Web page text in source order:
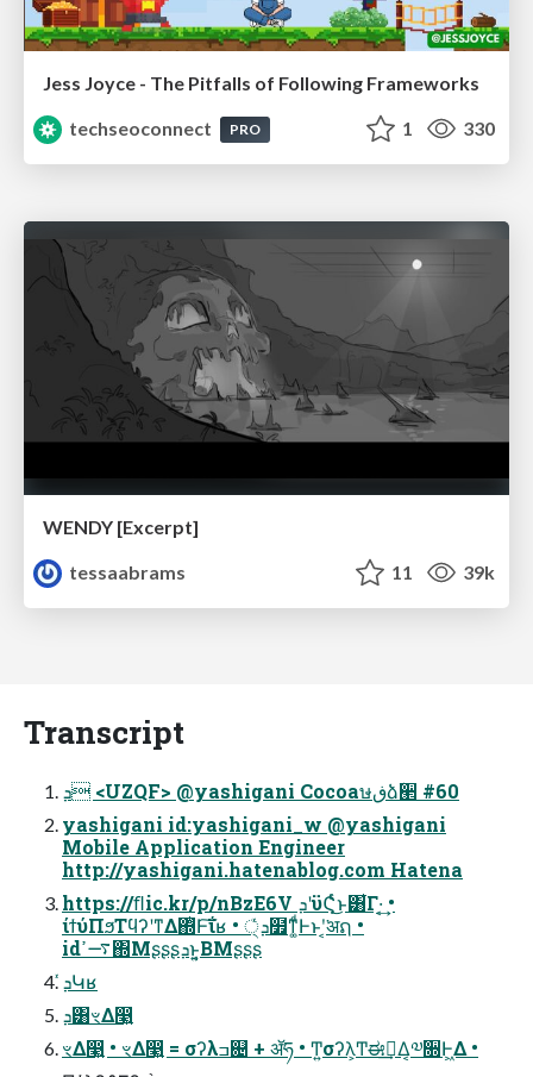
Jess Joyce - The Pitfalls of Following Frameworks
techseoconnect
PRO 1 330
WENDY [Excerpt]
tessaabrams
11 39k
Transcript
ܕ <UZQF> @yashigani Cocoaษڧձؔ੢ #60
yashigani id:yashigani_w @yashigani
Mobile Application Engineer
http://yashigani.hatenablog.com Hatena
https://ﬂic.kr/p/nBzE6V ܕʹϋϚͬͨ͜ͱ͸͋Γ·͔͢ •
ίϯύΠϧΤϥʔʹͳΔ΍ͭͰ͠ΐʁ • ܕ੍ͬͯ໿ͳ͚ͩͰͱʹ͔͘अຐ •
id࠷ߴ΍Μʂʂʂܕͱ͔͍ΒΜʂʂʂ
ܕͬͯԿʁ
ܕ͸ৼΔ෣͍
ৼΔ෣͍ • ৼΔ෣͍ = σʔλߏ଄ + ॲཧ • Ͳ͏͍͏σʔλ͕Ͳ͏ಈ࡞͢Δ͔༧૝Ͱ͖Δ •